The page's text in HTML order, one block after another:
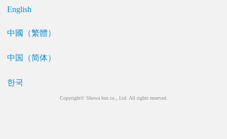
English
中國（繁體）
中国（简体）
한국
Copyright© Showa bus.co., Ltd. All rights reserved.